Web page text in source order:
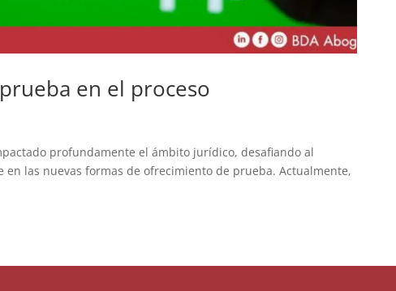
en el proceso
profundamente el ámbito jurídico, desafiando al
las nuevas formas de ofrecimiento de prueba. Actualmente,